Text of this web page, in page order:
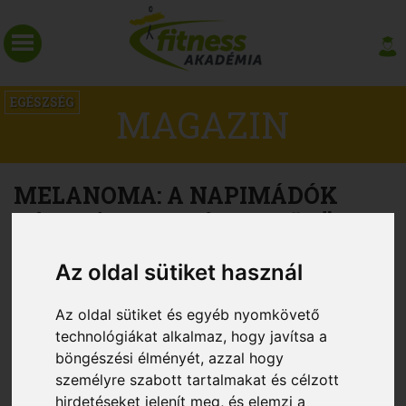
Az oldal sütiket használ
Az oldal sütiket és egyéb nyomkövető
technológiákat alkalmaz, hogy javítsa a
böngészési élményét, azzal hogy
személyre szabott tartalmakat és célzott
hirdetéseket jelenít meg, és elemzi a
EGÉSZSÉG MAGAZIN
MELANOMA: A NAPIMÁDÓK